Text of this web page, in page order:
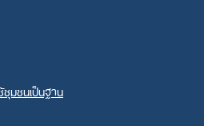
มชนเป็นฐาน